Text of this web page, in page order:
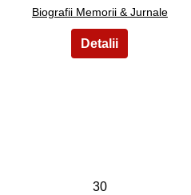
Biografii Memorii & Jurnale
30